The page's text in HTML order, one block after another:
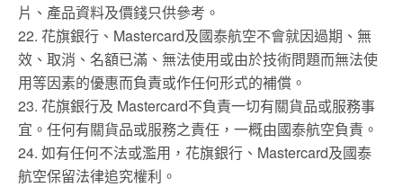
片、產品資料及價錢只供參考。
22. 花旗銀行、Mastercard及國泰航空不會就因過期、無
效、取消、名額已滿、無法使用或由於技術問題而無法使
用等因素的優惠而負責或作任何形式的補償。
23. 花旗銀行及 Mastercard不負責一切有關貨品或服務事
宜。任何有關貨品或服務之責任，一概由國泰航空負責。
24. 如有任何不法或濫用，花旗銀行、Mastercard及國泰
航空保留法律追究權利。